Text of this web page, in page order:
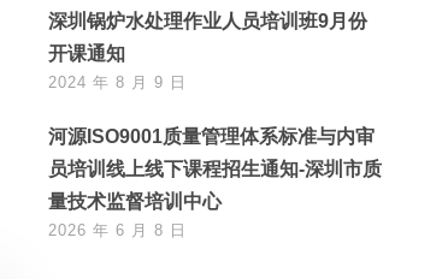
深圳锅炉水处理作业人员培训班9月份
开课通知
2024 年 8 月 9 日
河源ISO9001质量管理体系标准与内审
员培训线上线下课程招生通知-深圳市质
量技术监督培训中心
2026 年 6 月 8 日